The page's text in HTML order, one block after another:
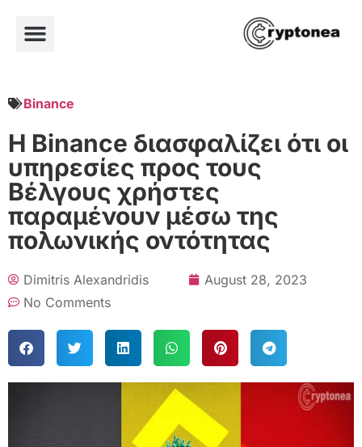
Binance
Η Binance διασφαλίζει ότι οι
υπηρεσίες προς τους
Βέλγους χρήστες
παραμένουν μέσω της
πολωνικής οντότητας
Dimitris Alexandridis
August 28, 2023
No Comments